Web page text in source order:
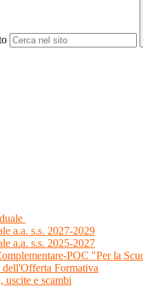
a.a. s.s. 2027-2029
a.a. s.s. 2025-2027
POC "Per la
Formativa
e scambi